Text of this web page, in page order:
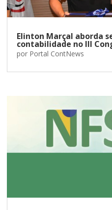
Elinton Marçal aborda
contabilidade no III
por Portal ContNews